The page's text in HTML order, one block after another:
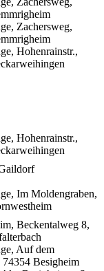
Zachersweg,
Hohenrainstr.,
Hohenrainstr.,
Im Moldengraben,
Beckentalweg 8,
Auf dem
74354 Besigheim